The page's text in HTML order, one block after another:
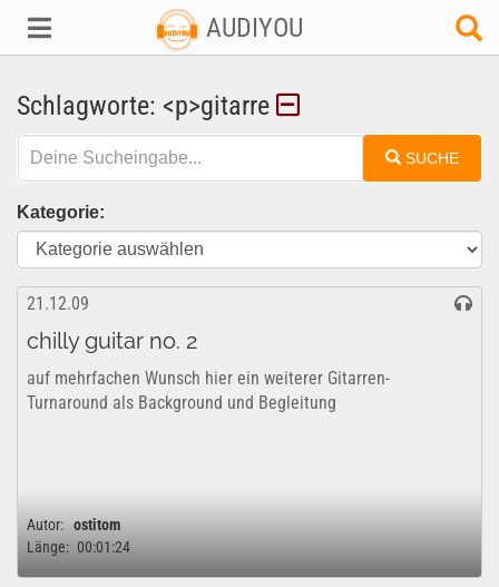
AUDIYOU
Schlagworte: <p>gitarre
SUCHE
Kategorie:
21.12.09
chilly guitar no. 2
auf mehrfachen Wunsch hier ein weiterer Gitarren-
Turnaround als Background und Begleitung
Autor: ostitom
Länge: 00:01:24